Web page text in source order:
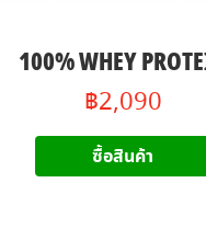
100% WHEY
฿2,090
ซื้อสินค้า